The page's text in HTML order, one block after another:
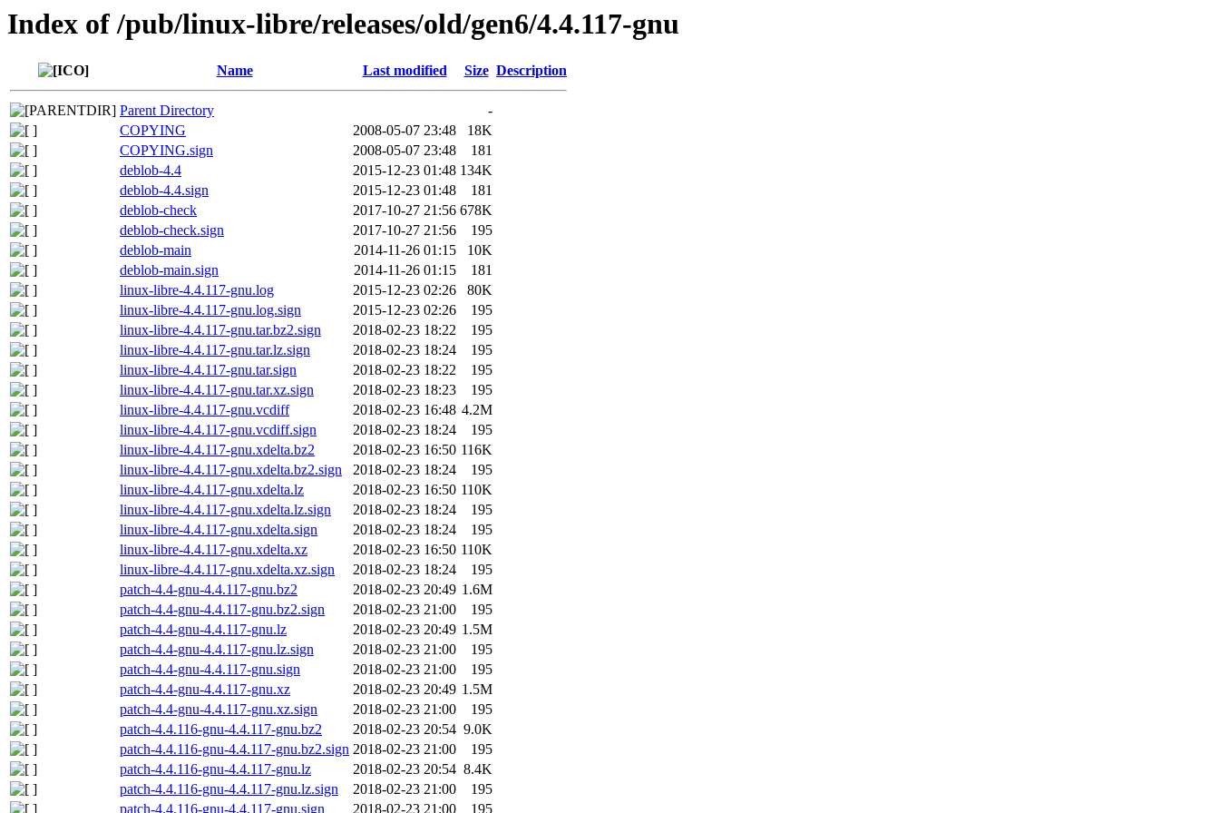
Index of /pub/linux-libre/releases/old/gen6/4.4.117-gnu
Name Last modified Size Description
Parent Directory
-
COPYING
2008-05-07 23:48
18K
COPYING.sign
2008-05-07 23:48
181
deblob-4.4
2015-12-23 01:48 134K
deblob-4.4.sign
2015-12-23 01:48
181
deblob-check
2017-10-27 21:56 678K
deblob-check.sign
2017-10-27 21:56
195
deblob-main
2014-11-26 01:15
10K
deblob-main.sign
2014-11-26 01:15
181
linux-libre-4.4.117-gnu.log
2015-12-23 02:26
80K
linux-libre-4.4.117-gnu.log.sign
2015-12-23 02:26
195
linux-libre-4.4.117-gnu.tar.bz2.sign
2018-02-23 18:22
195
linux-libre-4.4.117-gnu.tar.lz.sign
2018-02-23 18:24
195
linux-libre-4.4.117-gnu.tar.sign
2018-02-23 18:22
195
linux-libre-4.4.117-gnu.tar.xz.sign
2018-02-23 18:23
195
linux-libre-4.4.117-gnu.vcdiff
2018-02-23 16:48 4.2M
linux-libre-4.4.117-gnu.vcdiff.sign
2018-02-23 18:24
195
linux-libre-4.4.117-gnu.xdelta.bz2
2018-02-23 16:50 116K
linux-libre-4.4.117-gnu.xdelta.bz2.sign
2018-02-23 18:24
195
linux-libre-4.4.117-gnu.xdelta.lz
2018-02-23 16:50 110K
linux-libre-4.4.117-gnu.xdelta.lz.sign
2018-02-23 18:24
195
linux-libre-4.4.117-gnu.xdelta.sign
2018-02-23 18:24
195
linux-libre-4.4.117-gnu.xdelta.xz
2018-02-23 16:50 110K
linux-libre-4.4.117-gnu.xdelta.xz.sign
2018-02-23 18:24
195
patch-4.4-gnu-4.4.117-gnu.bz2
2018-02-23 20:49 1.6M
patch-4.4-gnu-4.4.117-gnu.bz2.sign
2018-02-23 21:00
195
patch-4.4-gnu-4.4.117-gnu.lz
2018-02-23 20:49 1.5M
patch-4.4-gnu-4.4.117-gnu.lz.sign
2018-02-23 21:00
195
patch-4.4-gnu-4.4.117-gnu.sign
2018-02-23 21:00
195
patch-4.4-gnu-4.4.117-gnu.xz
2018-02-23 20:49 1.5M
patch-4.4-gnu-4.4.117-gnu.xz.sign
2018-02-23 21:00
195
patch-4.4.116-gnu-4.4.117-gnu.bz2
2018-02-23 20:54 9.0K
patch-4.4.116-gnu-4.4.117-gnu.bz2.sign 2018-02-23 21:00
195
patch-4.4.116-gnu-4.4.117-gnu.lz
2018-02-23 20:54 8.4K
patch-4.4.116-gnu-4.4.117-gnu.lz.sign
2018-02-23 21:00
195
patch-4.4.116-gnu-4.4.117-gnu.sign
2018-02-23 21:00 195